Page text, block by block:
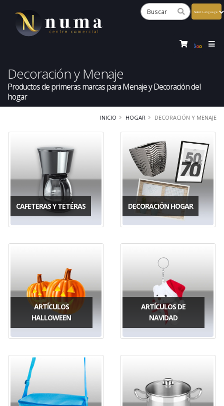
Decoración y Menaje
Productos de primeras marcas para Menaje y Decoración del
hogar
INICIO HOGAR DECORACIÓN Y MENAJE
CAFETERAS Y TETÉRAS DECORACIÓN HOGAR
ARTÍCULOS
HALLOWEEN
ARTÍCULOS DE
NAVIDAD